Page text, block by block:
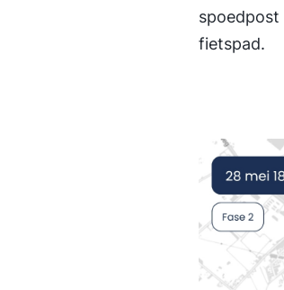
spoedpost
fietspad.